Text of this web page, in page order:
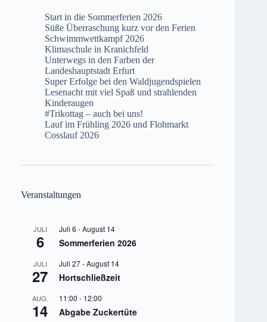
Start in die Sommerferien 2026
Süße Überraschung kurz vor den Ferien
Schwimmwettkampf 2026
Klimaschule in Kranichfeld
Unterwegs in den Farben der
Landeshauptstadt Erfurt
Super Erfolge bei den Waldjugendspielen
Lesenacht mit viel Spaß und strahlenden
Kinderaugen
#Trikottag – auch bei uns!
Lauf im Frühling 2026 und Flohmarkt
Cosslauf 2026
Veranstaltungen
JULI
6
Juli 6 -August 14
Sommerferien 2026
JULI
27
Juli 27-August 14
Hortschließzeit
AUG.
14
11:00 - 12:00
Abgabe Zuckertüte